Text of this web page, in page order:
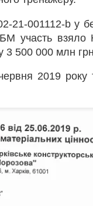
21-001112-b у
участь
3 500 000 млн
2019 року